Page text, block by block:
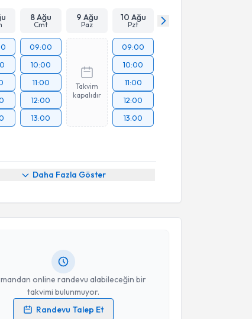
8 Ağu
Cmt
9 Ağu
Paz
10 Ağu
Pzt
09:00
10:00
11:00
12:00
13:00
Takvim
kapalıdır
09:00
10:00
11:00
12:00
13:00
Daha Fazla Göster
online randevu alabileceğin bir
takvimi bulunmuyor.
Randevu Talep Et
Talebi
Şengüliçin randevu takvimi talebi oluşturun.
randevu almanız için bir takvim